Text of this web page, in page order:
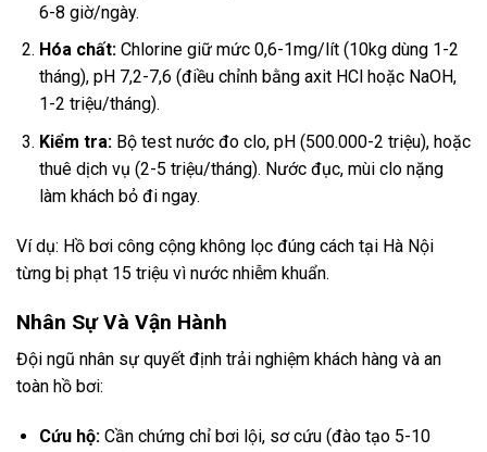
6-8 giờ/ngày.
Hóa chất:Chlorine giữ mức 0,6-1mg/lít (10kg dùng 1-2
tháng), pH 7,2-7,6 (điều chỉnh bằng axit HCl hoặc NaOH,
1-2 triệu/tháng).
Kiểm tra:Bộ test nước đo clo, pH (500.000-2 triệu), hoặc
thuê dịch vụ (2-5 triệu/tháng). Nước đục, mùi clo nặng
làm khách bỏ đi ngay.
Ví dụ: Hồ bơi công cộng không lọc đúng cách tại Hà Nội
từng bị phạt 15 triệu vì nước nhiễm khuẩn.
Nhân Sự Và Vận Hành
Đội ngũ nhân sự quyết định trải nghiệm khách hàng và an
toàn hồ bơi:
Cứu hộ:Cần chứng chỉ bơi lội, sơ cứu (đào tạo 5-10